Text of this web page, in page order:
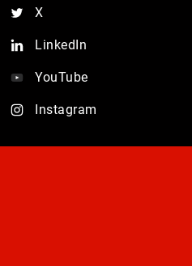
X
LinkedIn
YouTube
Instagram